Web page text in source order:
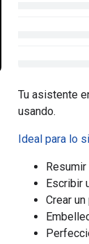
Tu asistente
usando.
Ideal para lo
Escribir
Crear